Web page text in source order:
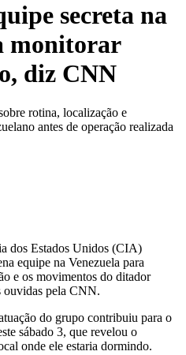
secreta na
monitorar
diz CNN
rotina, localização e
antes de operação realizada
dos Estados Unidos (CIA)
equipe na Venezuela para
e os movimentos do ditador
ouvidas pela CNN.
do grupo contribuiu para o
sábado 3, que revelou o
onde ele estaria dormindo.